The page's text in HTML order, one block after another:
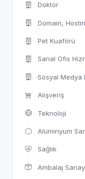
Doktor
Domain,
Pet Kuaförü
Sanal Ofis
Sosyal Medya
Alışveriş
Teknoloji
Alüminyum
Sağlık
Ambalaj